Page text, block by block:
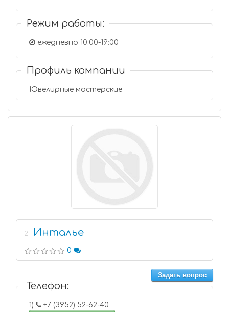
Режим работы:
ежедневно 10:00-19:00
Профиль компании
Ювелирные мастерские
2 Инталье
0
Задать вопрос
Телефон:
1)
+7 (3952) 52-62-40